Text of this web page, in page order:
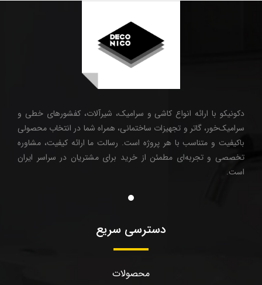
دکونیکو با ارائه انواع کاشی و سرامیک، شیرآلات، کفشورهای خطی و
سرامیک‌خور، گاتر و تجهیزات ساختمانی، همراه شما در انتخاب محصولی
باکیفیت و متناسب با هر پروژه است. رسالت ما ارائه کیفیت، مشاوره
تخصصی و تجربه‌ای مطمئن از خرید برای مشتریان در سراسر ایران
است.
دسترسی سریع
محصولات